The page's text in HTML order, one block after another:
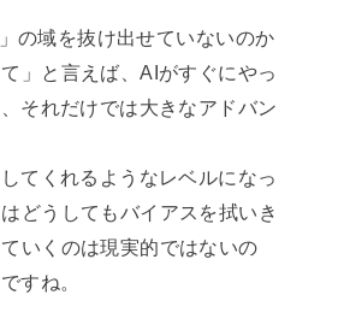
の域を抜け出せていないのか
」と言えば、AIがすぐにやっ
それだけでは大きなアドバン
てくれるようなレベルになっ
どうしてもバイアスを拭いき
いくのは現実的ではないの
すね。